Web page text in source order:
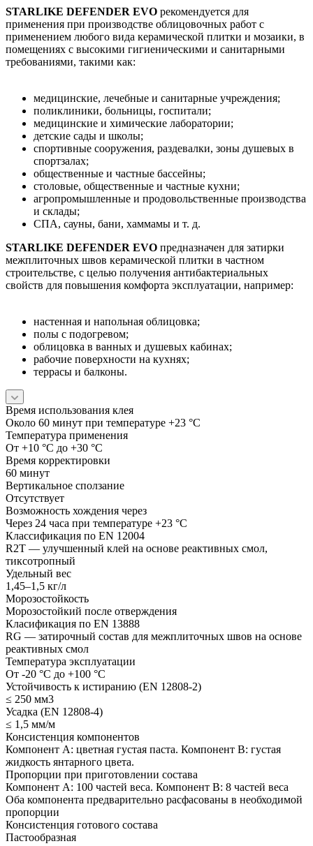
STARLIKE DEFENDER EVO рекомендуется для
применения при производстве облицовочных работ с
применением любого вида керамической плитки и мозаики, в
помещениях с высокими гигиеническими и санитарными
требованиями, такими как:
медицинские, лечебные и санитарные учреждения;
поликлиники, больницы, госпитали;
медицинские и химические лаборатории;
детские сады и школы;
спортивные сооружения, раздевалки, зоны душевых в
спортзалах;
общественные и частные бассейны;
столовые, общественные и частные кухни;
агропромышленные и продовольственные производства
и склады;
СПА, сауны, бани, хаммамы и т. д.
STARLIKE DEFENDER EVO предназначен для затирки
межплиточных швов керамической плитки в частном
строительстве, с целью получения антибактериальных
свойств для повышения комфорта эксплуатации, например:
настенная и напольная облицовка;
полы с подогревом;
облицовка в ванных и душевых кабинах;
рабочие поверхности на кухнях;
террасы и балконы.
Время использования клея
Около 60 минут при температуре +23 °С
Температура применения
От +10 °С до +30 °С
Время корректировки
60 минут
Вертикальное сползание
Отсутствует
Возможность хождения через
Через 24 часа при температуре +23 °С
Классификация по EN 12004
R2T — улучшенный клей на основе реактивных смол,
тиксотропный
Удельный вес
1,45–1,5 кг/л
Морозостойкость
Морозостойкий после отверждения
Класификация по EN 13888
RG — затирочный состав для межплиточных швов на основе
реактивных смол
Температура эксплуатации
От -20 °С до +100 °С
Устойчивость к истиранию (EN 12808-2)
≤ 250 мм3
Усадка (EN 12808-4)
≤ 1,5 мм/м
Консистенция компонентов
Компонент А: цветная густая паста. Компонент В: густая
жидкость янтарного цвета.
Пропорции при приготовлении состава
Компонент А: 100 частей веса. Компонент В: 8 частей веса
Оба компонента предварительно расфасованы в необходимой
пропорции
Консистенция готового состава
Пастообразная